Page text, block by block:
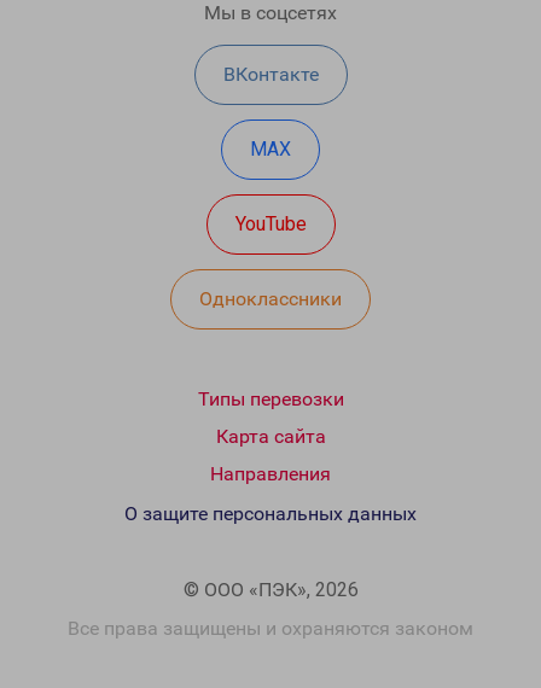
Мы в соцсетях
ВКонтакте
MAX
YouTube
Одноклассники
Типы перевозки
Карта сайта
Направления
© ООО «ПЭК», 2026
Все права защищены и охраняются законом
О защите персональных данных